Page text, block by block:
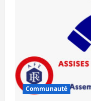
récompensée.
Communauté